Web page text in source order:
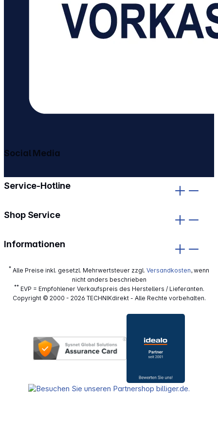
Service-Hotline
Shop Service
Informationen
Social Media
* Alle Preise inkl. gesetzl. Mehrwertsteuer zzgl. Versandkosten, wenn
nicht anders beschrieben
**EVP = Empfohlener Verkaufspreis des Herstellers / Lieferanten.
Copyright © 2000 - 2026 TECHNIKdirekt - Alle Rechte vorbehalten.